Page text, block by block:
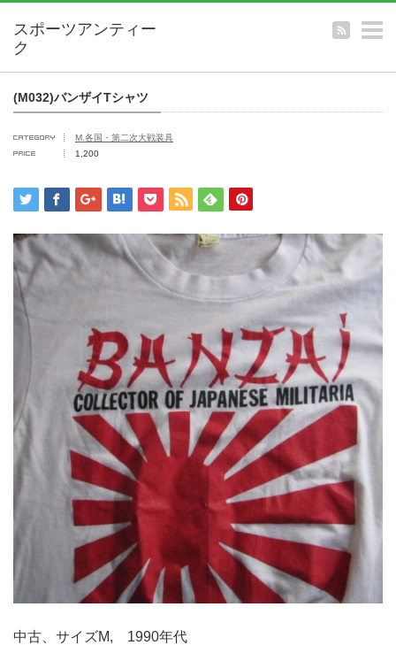
(M032)バンザイTシャツ
M.各国・第二次大戦装具
1,200
中古、サイズM, 1990年代